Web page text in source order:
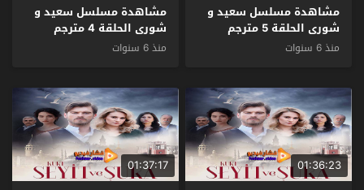
مشاهدة مسلسل سعيد و
شورى الحلقة 5 مترجم
منذ 6 سنوات
مشاهدة مسلسل سعيد و
شورى الحلقة 4 مترجم
منذ 6 سنوات
01:36:23
01:37:17